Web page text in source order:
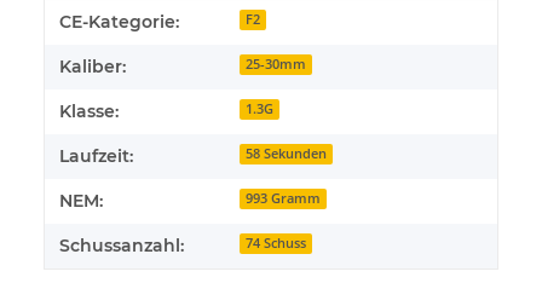
CE-Kategorie: F2
Kaliber: 25-30mm
Klasse: 1.3G
Laufzeit: 58 Sekunden
NEM: 993 Gramm
Schussanzahl: 74 Schuss